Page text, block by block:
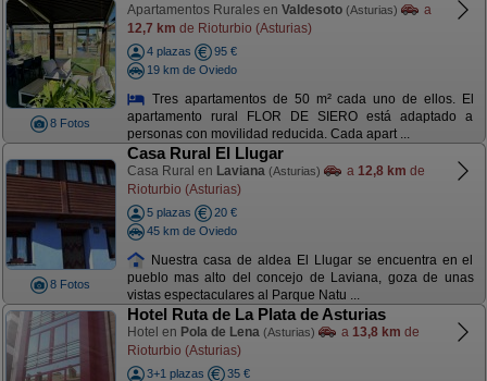
8 Fotos
Apartamentos Rurales en Valdesoto (Asturias)
a
12,7 km de Rioturbio (Asturias)
4 plazas
95 €
19 km de Oviedo
Tres apartamentos de 50 m² cada uno de ellos. El
apartamento rural FLOR DE SIERO está adaptado a
personas con movilidad reducida. Cada apart ...
8 Fotos
Casa Rural El Llugar
Casa Rural en Laviana (Asturias) a 12,8 km de
Rioturbio (Asturias)
5 plazas
20 €
45 km de Oviedo
Nuestra casa de aldea El Llugar se encuentra en el
pueblo mas alto del concejo de Laviana, goza de unas
vistas espectaculares al Parque Natu ...
Hotel Ruta de La Plata de Asturias
Hotel en Pola de Lena (Asturias) a 13,8 km de
Rioturbio (Asturias)
3+1 plazas
35 €